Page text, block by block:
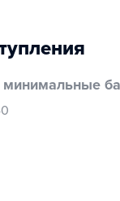
минимальные